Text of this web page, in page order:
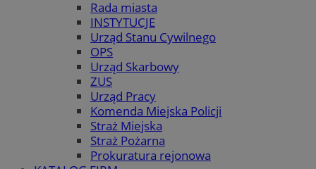
Rada miasta
INSTYTUCJE
Urząd Stanu Cywilnego
OPS
Urząd Skarbowy
ZUS
Urząd Pracy
Komenda Miejska Policji
Straż Miejska
Straż Pożarna
Prokuratura rejonowa